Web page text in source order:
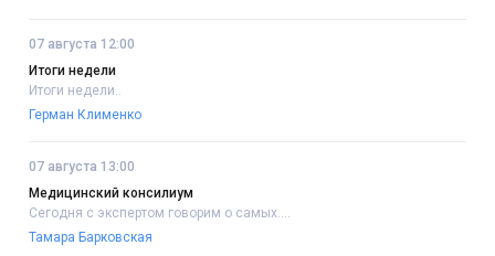
07 августа 12:00
Итоги недели
Итоги недели..
Герман Клименко
07 августа 13:00
Медицинский консилиум
Сегодня с экспертом говорим о самых....
Тамара Барковская